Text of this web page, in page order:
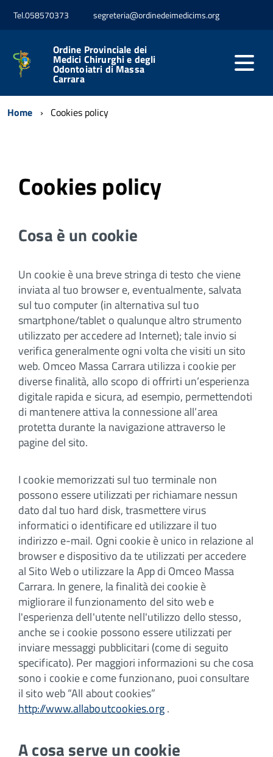
Tel.058570373 segreteria@ordinedeimedicims.org
Ordine Provinciale dei
Medici Chirurghi e degli
Odontoiatri di Massa
Carrara
Home Cookies policy
Cookies policy
Cosa è un cookie
Un cookie è una breve stringa di testo che viene
inviata al tuo browser e, eventualmente, salvata
sul tuo computer (in alternativa sul tuo
smartphone/tablet o qualunque altro strumento
utilizzato per accedere ad Internet); tale invio si
verifica generalmente ogni volta che visiti un sito
web. Omceo Massa Carrara utilizza i cookie per
diverse finalità, allo scopo di offrirti un’esperienza
digitale rapida e sicura, ad esempio, permettendoti
di mantenere attiva la connessione all’area
protetta durante la navigazione attraverso le
pagine del sito.
I cookie memorizzati sul tuo terminale non
possono essere utilizzati per richiamare nessun
dato dal tuo hard disk, trasmettere virus
informatici o identificare ed utilizzare il tuo
indirizzo e-mail. Ogni cookie è unico in relazione al
browser e dispositivo da te utilizzati per accedere
al Sito Web o utilizzare la App di Omceo Massa
Carrara. In genere, la finalità dei cookie è
migliorare il funzionamento del sito web e
l'esperienza dell'utente nell'utilizzo dello stesso,
anche se i cookie possono essere utilizzati per
inviare messaggi pubblicitari (come di seguito
specificato). Per maggiori informazioni su che cosa
sono i cookie e come funzionano, puoi consultare
il sito web “All about cookies”
http://www.allaboutcookies.org.
A cosa serve un cookie